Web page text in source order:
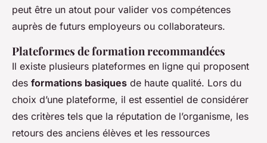
peut être un atout pour valider vos compétences
auprès de futurs employeurs ou collaborateurs.
Plateformes de formation recommandées
Il existe plusieurs plateformes en ligne qui proposent
des formations basiques de haute qualité. Lors du
choix d’une plateforme, il est essentiel de considérer
des critères tels que la réputation de l’organisme, les
retours des anciens élèves et les ressources